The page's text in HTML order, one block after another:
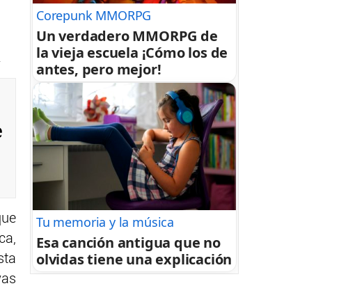
Corepunk MMORPG
Un verdadero MMORPG de
la vieja escuela ¡Cómo los de
antes, pero mejor!
Tu memoria y la música
Esa canción antigua que no
olvidas tiene una explicación